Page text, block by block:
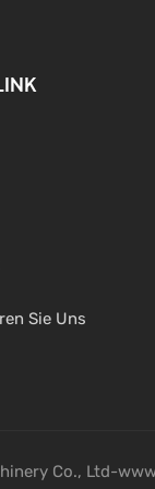
Sie Uns
Co., Ltd-